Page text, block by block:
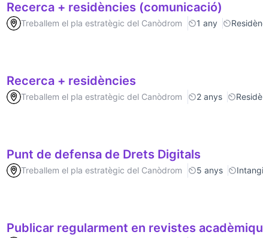
Recerca + residències (comunicació)
Treballem el pla estratègic del Canòdrom 1 any
Recerca + residències
Treballem el pla estratègic del Canòdrom 2 anys
Punt de defensa de Drets Digitals
Treballem el pla estratègic del Canòdrom 5 anys
Publicar regularment en revistes